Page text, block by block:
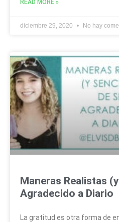
READ MORE »
diciembre 29, 2020 No hay
Maneras Realistas
Agradecido a Diario
La gratitud es otra forma de